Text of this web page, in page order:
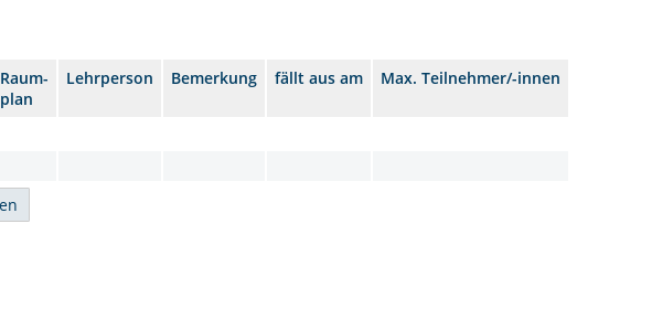
Raum-
plan
Lehrperson Bemerkung fällt aus am Max. Teilnehmer/-innen